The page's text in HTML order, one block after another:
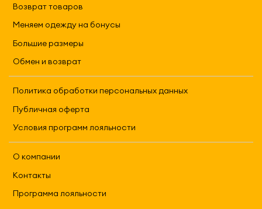
Возврат товаров
Меняем одежду на бонусы
Большие размеры
Обмен и возврат
Политика обработки персональных данных
Публичная оферта
Условия программ лояльности
О компании
Контакты
Программа лояльности